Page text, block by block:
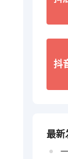
开
什
定
抖
最新